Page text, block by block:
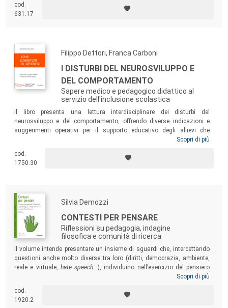
Giacometti offre al lettore una serie di riflessioni di carattere
pedagogico e metodologico che collocano al centro gli allievi e la loro
cod.
631.17
Filippo Dettori, Franca Carboni
I DISTURBI DEL NEUROSVILUPPO E
DEL COMPORTAMENTO
Sapere medico e pedagogico didattico al
servizio dell'inclusione scolastica
Il libro presenta una lettura interdisciplinare dei disturbi del
neurosviluppo e del comportamento, offrendo diverse indicazioni e
suggerimenti operativi per il supporto educativo degli allievi che
incontrano maggiori difficoltà e ostacoli in ambito scolastico. Rivolto
sanitari, il volume permette di conoscere e approfondire i diversi
disturbi al fine di elaborare un progetto educativo che consenta, a
Scopri di più
cod.
1750.30
Silvia Demozzi
CONTESTI PER PENSARE
Riflessioni su pedagogia, indagine
filosofica e comunità di ricerca
Il volume intende presentare un insieme di sguardi che, intercettando
questioni anche molto diverse tra loro (diritti, democrazia, ambiente,
reale e virtuale, hate speech …), individuino nell’esercizio del pensiero
un’esperienza educativa urgente e necessaria. Un testo per tutti coloro
e si impegnano nella realizzazione di contesti in cui i soggetti
possano sperimentare il confronto, anche nei suoi tratti più difficili e
Scopri di più
cod.
1920.2